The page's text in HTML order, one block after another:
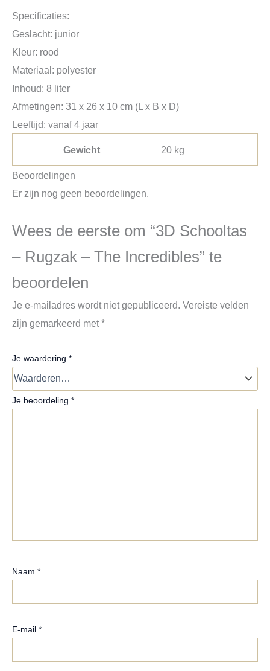
Specificaties:
Geslacht: junior
Kleur: rood
Materiaal: polyester
Inhoud: 8 liter
Afmetingen: 31 x 26 x 10 cm (L x B x D)
Leeftijd: vanaf 4 jaar
Gewicht 20 kg
Beoordelingen
Er zijn nog geen beoordelingen.
Wees de eerste om “3D Schooltas
– Rugzak – The Incredibles” te
beoordelen
Je e-mailadres wordt niet gepubliceerd. Vereiste velden
zijn gemarkeerd met*
Je waardering *
Je beoordeling *
Naam *
E-mail *